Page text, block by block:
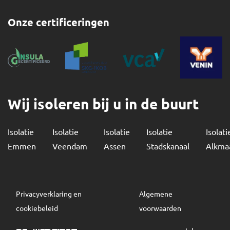
Onze certificeringen
Wij isoleren bij u in de buurt
Isolatie
Emmen
Isolatie
Veendam
Isolatie
Assen
Isolatie
Stadskanaal
Privacyverklaring en
cookiebeleid
Algemene
voorwaarden